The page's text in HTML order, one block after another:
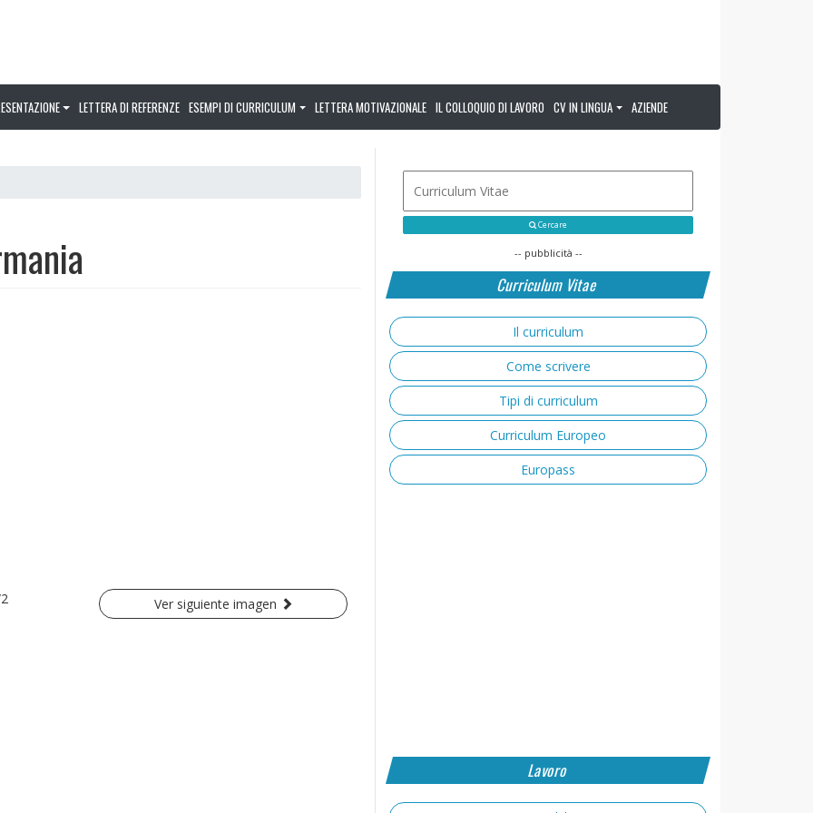
LETTERA DI REFERENZE ESEMPI DI CURRICULUM LETTERA MOTIVAZIONALE IL COLLOQUIO DI LAVORO CV IN LINGUA AZIENDE
Ver siguiente imagen
Cercare
-- pubblicità --
Curriculum Vitae
Il curriculum
Come scrivere
Tipi di curriculum
Curriculum Europeo
Europass
Lavoro